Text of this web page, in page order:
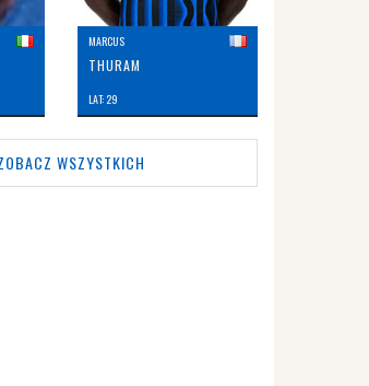
MARCUS
THURAM
LAT: 29
WSZYSTKICH